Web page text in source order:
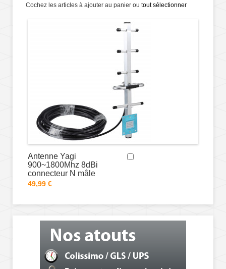
Cochez les articles à ajouter au panier ou tout sélectionner
Antenne Yagi
900~1800Mhz 8dBi
connecteur N mâle
49,99 €